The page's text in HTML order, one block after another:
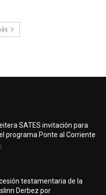
SATES invitación para
programa Ponte al Corriente
testamentaria de la
Derbez por